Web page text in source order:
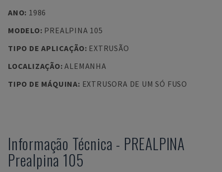
ANO: 1986
MODELO: PREALPINA 105
TIPO DE APLICAÇÃO: EXTRUSÃO
LOCALIZAÇÃO:ALEMANHA
TIPO DE MÁQUINA: EXTRUSORA DE UM SÓ FUSO
Informação Técnica - PREALPINA
Prealpina 105